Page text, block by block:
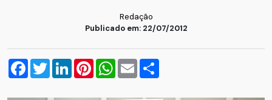
Redação
Publicado em: 22/07/2012
Facebook
TwitterLinkedInPinterestWhatsApp
Email